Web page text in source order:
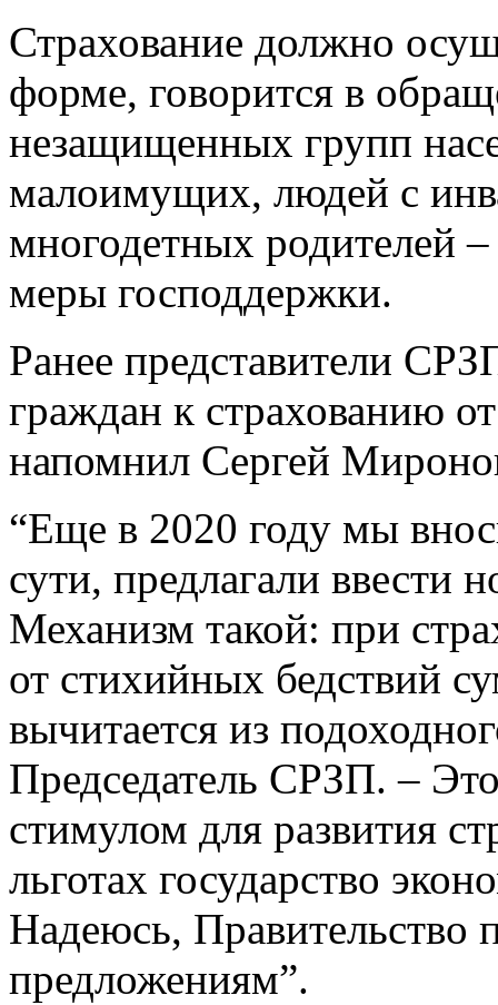
Страхование должно
форме, говорится в
незащищенных групп
малоимущих, людей с
многодетных родителей
меры господдержки.
Ранее представители
граждан к страхованию
напомнил Сергей
“Еще в 2020 году мы
сути, предлагали ввести
Механизм такой: при
от стихийных бедствий
вычитается из
Председатель СРЗП. –
стимулом для развития
льготах государство
Надеюсь, Правительство
предложениям”.